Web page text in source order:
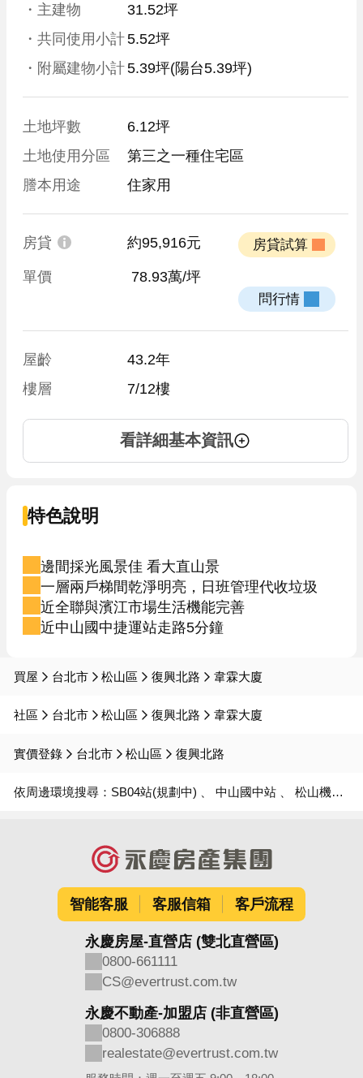
・主建物
31.52坪
・共同使用小計5.52坪
・附屬建物小計5.39坪(陽台5.39坪)
土地坪數
6.12坪
土地使用分區
第三之一種住宅區
謄本用途
住家用
房貸 約95,916元
單價 78.93萬/坪
屋齡
43.2年
樓層
7/12樓
看詳細基本資訊
特色說明
邊間採光風景佳 看大直山景
一層兩戶梯間乾淨明亮，日班管理代收垃圾
近全聯與濱江市場生活機能完善
近中山國中捷運站走路5分鐘
買屋 台北市 松山區 復興北路 韋霖大廈
社區 台北市 松山區 復興北路 韋霖大廈
實價登錄 台北市 松山區 復興北路
依周邊環境搜尋： SB04站(規劃中) 中山國中站 松山機場站
智能客服 客服信箱 客戶流程
永慶房屋-直營店 (雙北直營區)
0800-661111
CS@evertrust.com.tw
永慶不動產-加盟店 (非直營區)
0800-306888
realestate@evertrust.com.tw